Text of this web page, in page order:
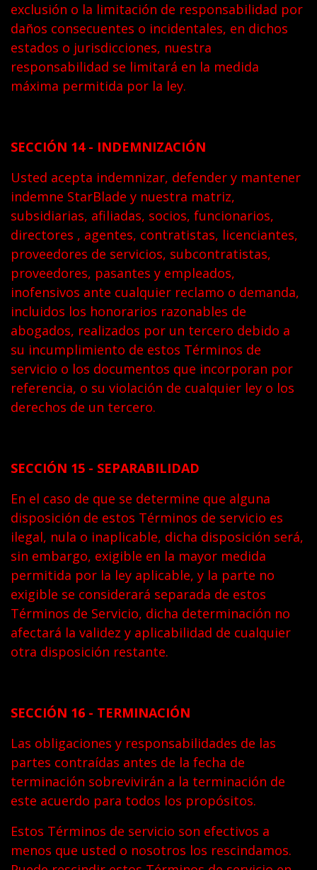
exclusión o la limitación de responsabilidad por
daños consecuentes o incidentales, en dichos
estados o jurisdicciones, nuestra
responsabilidad se limitará en la medida
máxima permitida por la ley.
SECCIÓN 14 - INDEMNIZACIÓN
Usted acepta indemnizar, defender y mantener
indemne StarBlade y nuestra matriz,
subsidiarias, afiliadas, socios, funcionarios,
directores , agentes, contratistas, licenciantes,
proveedores de servicios, subcontratistas,
proveedores, pasantes y empleados,
inofensivos ante cualquier reclamo o demanda,
incluidos los honorarios razonables de
abogados, realizados por un tercero debido a
su incumplimiento de estos Términos de
servicio o los documentos que incorporan por
referencia, o su violación de cualquier ley o los
derechos de un tercero.
SECCIÓN 15 - SEPARABILIDAD
En el caso de que se determine que alguna
disposición de estos Términos de servicio es
ilegal, nula o inaplicable, dicha disposición será,
sin embargo, exigible en la mayor medida
permitida por la ley aplicable, y la parte no
exigible se considerará separada de estos
Términos de Servicio, dicha determinación no
afectará la validez y aplicabilidad de cualquier
otra disposición restante.
SECCIÓN 16 - TERMINACIÓN
Las obligaciones y responsabilidades de las
partes contraídas antes de la fecha de
terminación sobrevivirán a la terminación de
este acuerdo para todos los propósitos.
Estos Términos de servicio son efectivos a
menos que usted o nosotros los rescindamos.